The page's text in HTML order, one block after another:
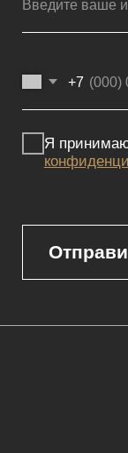
Корпусная мебель
Изголовья
характер. Для получения
товара, пожалуйста,
по указанным контактным
Мебель премиум
Стулья
Стеновые панели
Политика